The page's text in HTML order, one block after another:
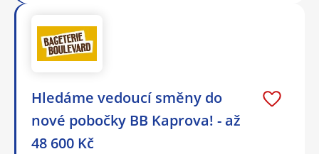
Hledáme vedoucí směny do
nové pobočky BB Kaprova! - až
48 600 Kč